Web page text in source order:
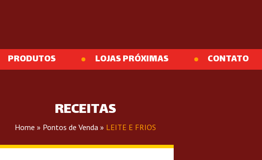
PRODUTOS LOJAS PRÓXIMAS CONTATO
RECEITAS
Home » Pontos de Venda » LEITE E FRIOS